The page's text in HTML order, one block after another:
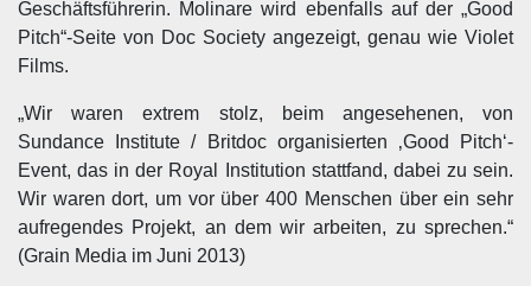
Geschäftsführerin. Molinare wird ebenfalls auf der „Good
Pitch“-Seite von Doc Society angezeigt, genau wie Violet
Films.
„Wir waren extrem stolz, beim angesehenen, von
Sundance Institute / Britdoc organisierten ‚Good Pitch‘-
Event, das in der Royal Institution stattfand, dabei zu sein.
Wir waren dort, um vor über 400 Menschen über ein sehr
aufregendes Projekt, an dem wir arbeiten, zu sprechen.“
(Grain Media im Juni 2013)